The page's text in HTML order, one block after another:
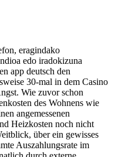
eragindako
edo iradokizuna
app deutsch den
30-mal in dem Casino
Wie zuvor schon
des Wohnens wie
angemessenen
Heizkosten noch nicht
über ein gewisses
Auszahlungsrate im